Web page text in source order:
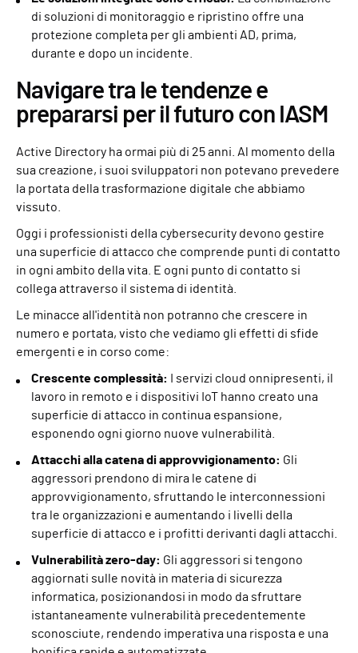
di soluzioni di monitoraggio e ripristino offre una
protezione completa per gli ambienti AD, prima,
durante e dopo un incidente.
Navigare tra le tendenze e
prepararsi per il futuro con IASM
Active Directory ha ormai più di 25 anni. Al momento della
sua creazione, i suoi sviluppatori non potevano prevedere
la portata della trasformazione digitale che abbiamo
vissuto.
Oggi i professionisti della cybersecurity devono gestire
una superficie di attacco che comprende punti di contatto
in ogni ambito della vita. E ogni punto di contatto si
collega attraverso il sistema di identità.
Le minacce all'identità non potranno che crescere in
numero e portata, visto che vediamo gli effetti di sfide
emergenti e in corso come:
Crescente complessità:
I servizi cloud onnipresenti, il
lavoro in remoto e i dispositivi IoT hanno creato una
superficie di attacco in continua espansione,
esponendo ogni giorno nuove vulnerabilità.
Attacchi alla catena di approvvigionamento: Gli
aggressori prendono di mira le catene di
approvvigionamento, sfruttando le interconnessioni
tra le organizzazioni e aumentando i livelli della
superficie di attacco e i profitti derivanti dagli attacchi.
Vulnerabilità zero-day: Gli aggressori si tengono
aggiornati sulle novità in materia di sicurezza
informatica, posizionandosi in modo da sfruttare
istantaneamente vulnerabilità precedentemente
sconosciute, rendendo imperativa una risposta e una